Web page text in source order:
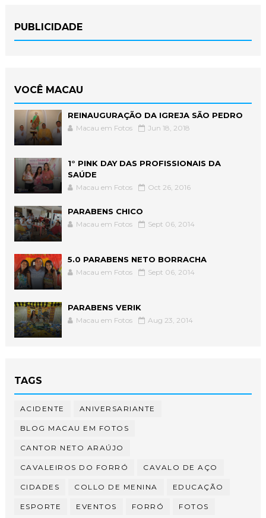
PUBLICIDADE
VOCÊ MACAU
REINAUGURAÇÃO DA IGREJA SÃO PEDRO
Macau em Fotos Jun 18, 2018
1° PINK DAY DAS PROFISSIONAIS DA
SAÚDE
Macau em Fotos Oct 26, 2016
PARABENS CHICO
Macau em Fotos Sept 06, 2014
5.0 PARABENS NETO BORRACHA
Macau em Fotos Sept 06, 2014
PARABENS VERIK
Macau em Fotos Aug 23, 2014
TAGS
ACIDENTE ANIVERSARIANTE
BLOG MACAU EM FOTOS
CANTOR NETO ARAÚJO
CAVALEIROS DO FORRÓ CAVALO DE AÇO
CIDADES COLLO DE MENINA EDUCAÇÃO
ESPORTE EVENTOS FORRÓ FOTOS